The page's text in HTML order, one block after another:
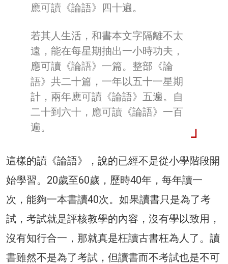
應可讀《論語》四十遍。
若其人生活，和書本文字隔離不太
遠，能在每星期抽出一小時功夫，
應可讀《論語》一篇。整部《論
語》共二十篇，一年以五十一星期
計，兩年應可讀《論語》五遍。自
二十到六十，應可讀《論語》一百
遍。
這樣的讀《論語》，說的已經不是從小學階段開
始學習。20歲至60歲，歷時40年，每年讀一
次，能夠一本書讀40次。如果讀書只是為了考
試，考試就是評核教學的內容，沒有學以致用，
沒有知行合一，那就真是枉讀古書枉為人了。讀
書雖然不是為了考試，但讀書而不考試也是不可